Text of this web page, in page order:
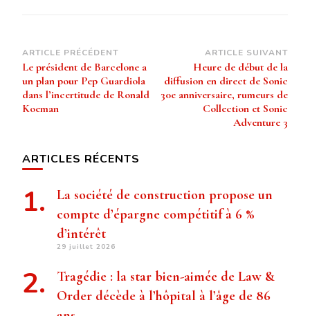
Navigation
d’article
ARTICLE PRÉCÉDENT
Le président de Barcelone a
un plan pour Pep Guardiola
dans l’incertitude de Ronald
Koeman
ARTICLE SUIVANT
Heure de début de la
diffusion en direct de Sonic
30e anniversaire, rumeurs de
Collection et Sonic
Adventure 3
ARTICLES RÉCENTS
La société de construction propose un
compte d’épargne compétitif à 6 %
d’intérêt
29 juillet 2026
Tragédie : la star bien-aimée de Law &
Order décède à l’hôpital à l’âge de 86